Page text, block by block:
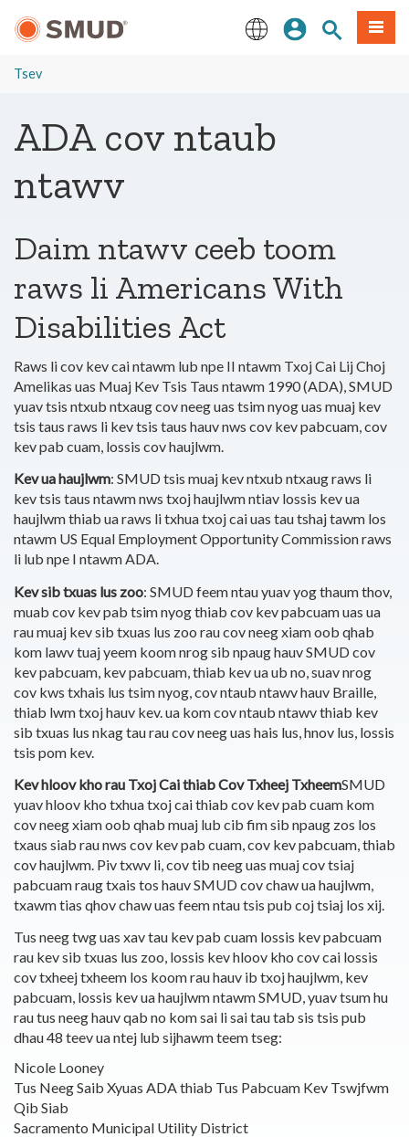
mus
Cov
Tseem
Ceeb
Kos Npe
Nrhiav
Tsev
ADA cov ntaub
ntawv
Daim ntawv ceeb toom
raws li Americans With
Disabilities Act
Raws li cov kev cai ntawm lub npe II ntawm Txoj Cai Lij Choj
Amelikas uas Muaj Kev Tsis Taus ntawm 1990 (ADA), SMUD
yuav tsis ntxub ntxaug cov neeg uas tsim nyog uas muaj kev
tsis taus raws li kev tsis taus hauv nws cov kev pabcuam, cov
kev pab cuam, lossis cov haujlwm.
Kev ua haujlwm: SMUD tsis muaj kev ntxub ntxaug raws li
kev tsis taus ntawm nws txoj haujlwm ntiav lossis kev ua
haujlwm thiab ua raws li txhua txoj cai uas tau tshaj tawm los
ntawm US Equal Employment Opportunity Commission raws
li lub npe I ntawm ADA.
Kev sib txuas lus zoo: SMUD feem ntau yuav yog thaum thov,
muab cov kev pab tsim nyog thiab cov kev pabcuam uas ua
rau muaj kev sib txuas lus zoo rau cov neeg xiam oob qhab
kom lawv tuaj yeem koom nrog sib npaug hauv SMUD cov
kev pabcuam, kev pabcuam, thiab kev ua ub no, suav nrog
cov kws txhais lus tsim nyog, cov ntaub ntawv hauv Braille,
thiab lwm txoj hauv kev. ua kom cov ntaub ntawv thiab kev
sib txuas lus nkag tau rau cov neeg uas hais lus, hnov lus, lossis
tsis pom kev.
Kev hloov kho rau Txoj Cai thiab Cov Txheej TxheemSMUD
yuav hloov kho txhua txoj cai thiab cov kev pab cuam kom
cov neeg xiam oob qhab muaj lub cib fim sib npaug zos los
txaus siab rau nws cov kev pab cuam, cov kev pabcuam, thiab
cov haujlwm. Piv txwv li, cov tib neeg uas muaj cov tsiaj
pabcuam raug txais tos hauv SMUD cov chaw ua haujlwm,
txawm tias qhov chaw uas feem ntau tsis pub coj tsiaj los xij.
Tus neeg twg uas xav tau kev pab cuam lossis kev pabcuam
rau kev sib txuas lus zoo, lossis kev hloov kho cov cai lossis
cov txheej txheem los koom rau hauv ib txoj haujlwm, kev
pabcuam, lossis kev ua haujlwm ntawm SMUD, yuav tsum hu
rau tus neeg hauv qab no kom sai li sai tau tab sis tsis pub
dhau 48 teev ua ntej lub sijhawm teem tseg:
Nicole Looney
Tus Neeg Saib Xyuas ADA thiab Tus Pabcuam Kev Tswjfwm
Qib Siab
Sacramento Municipal Utility District